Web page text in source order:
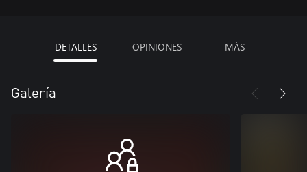
DETALLES OPINIONES MÁS
Galería